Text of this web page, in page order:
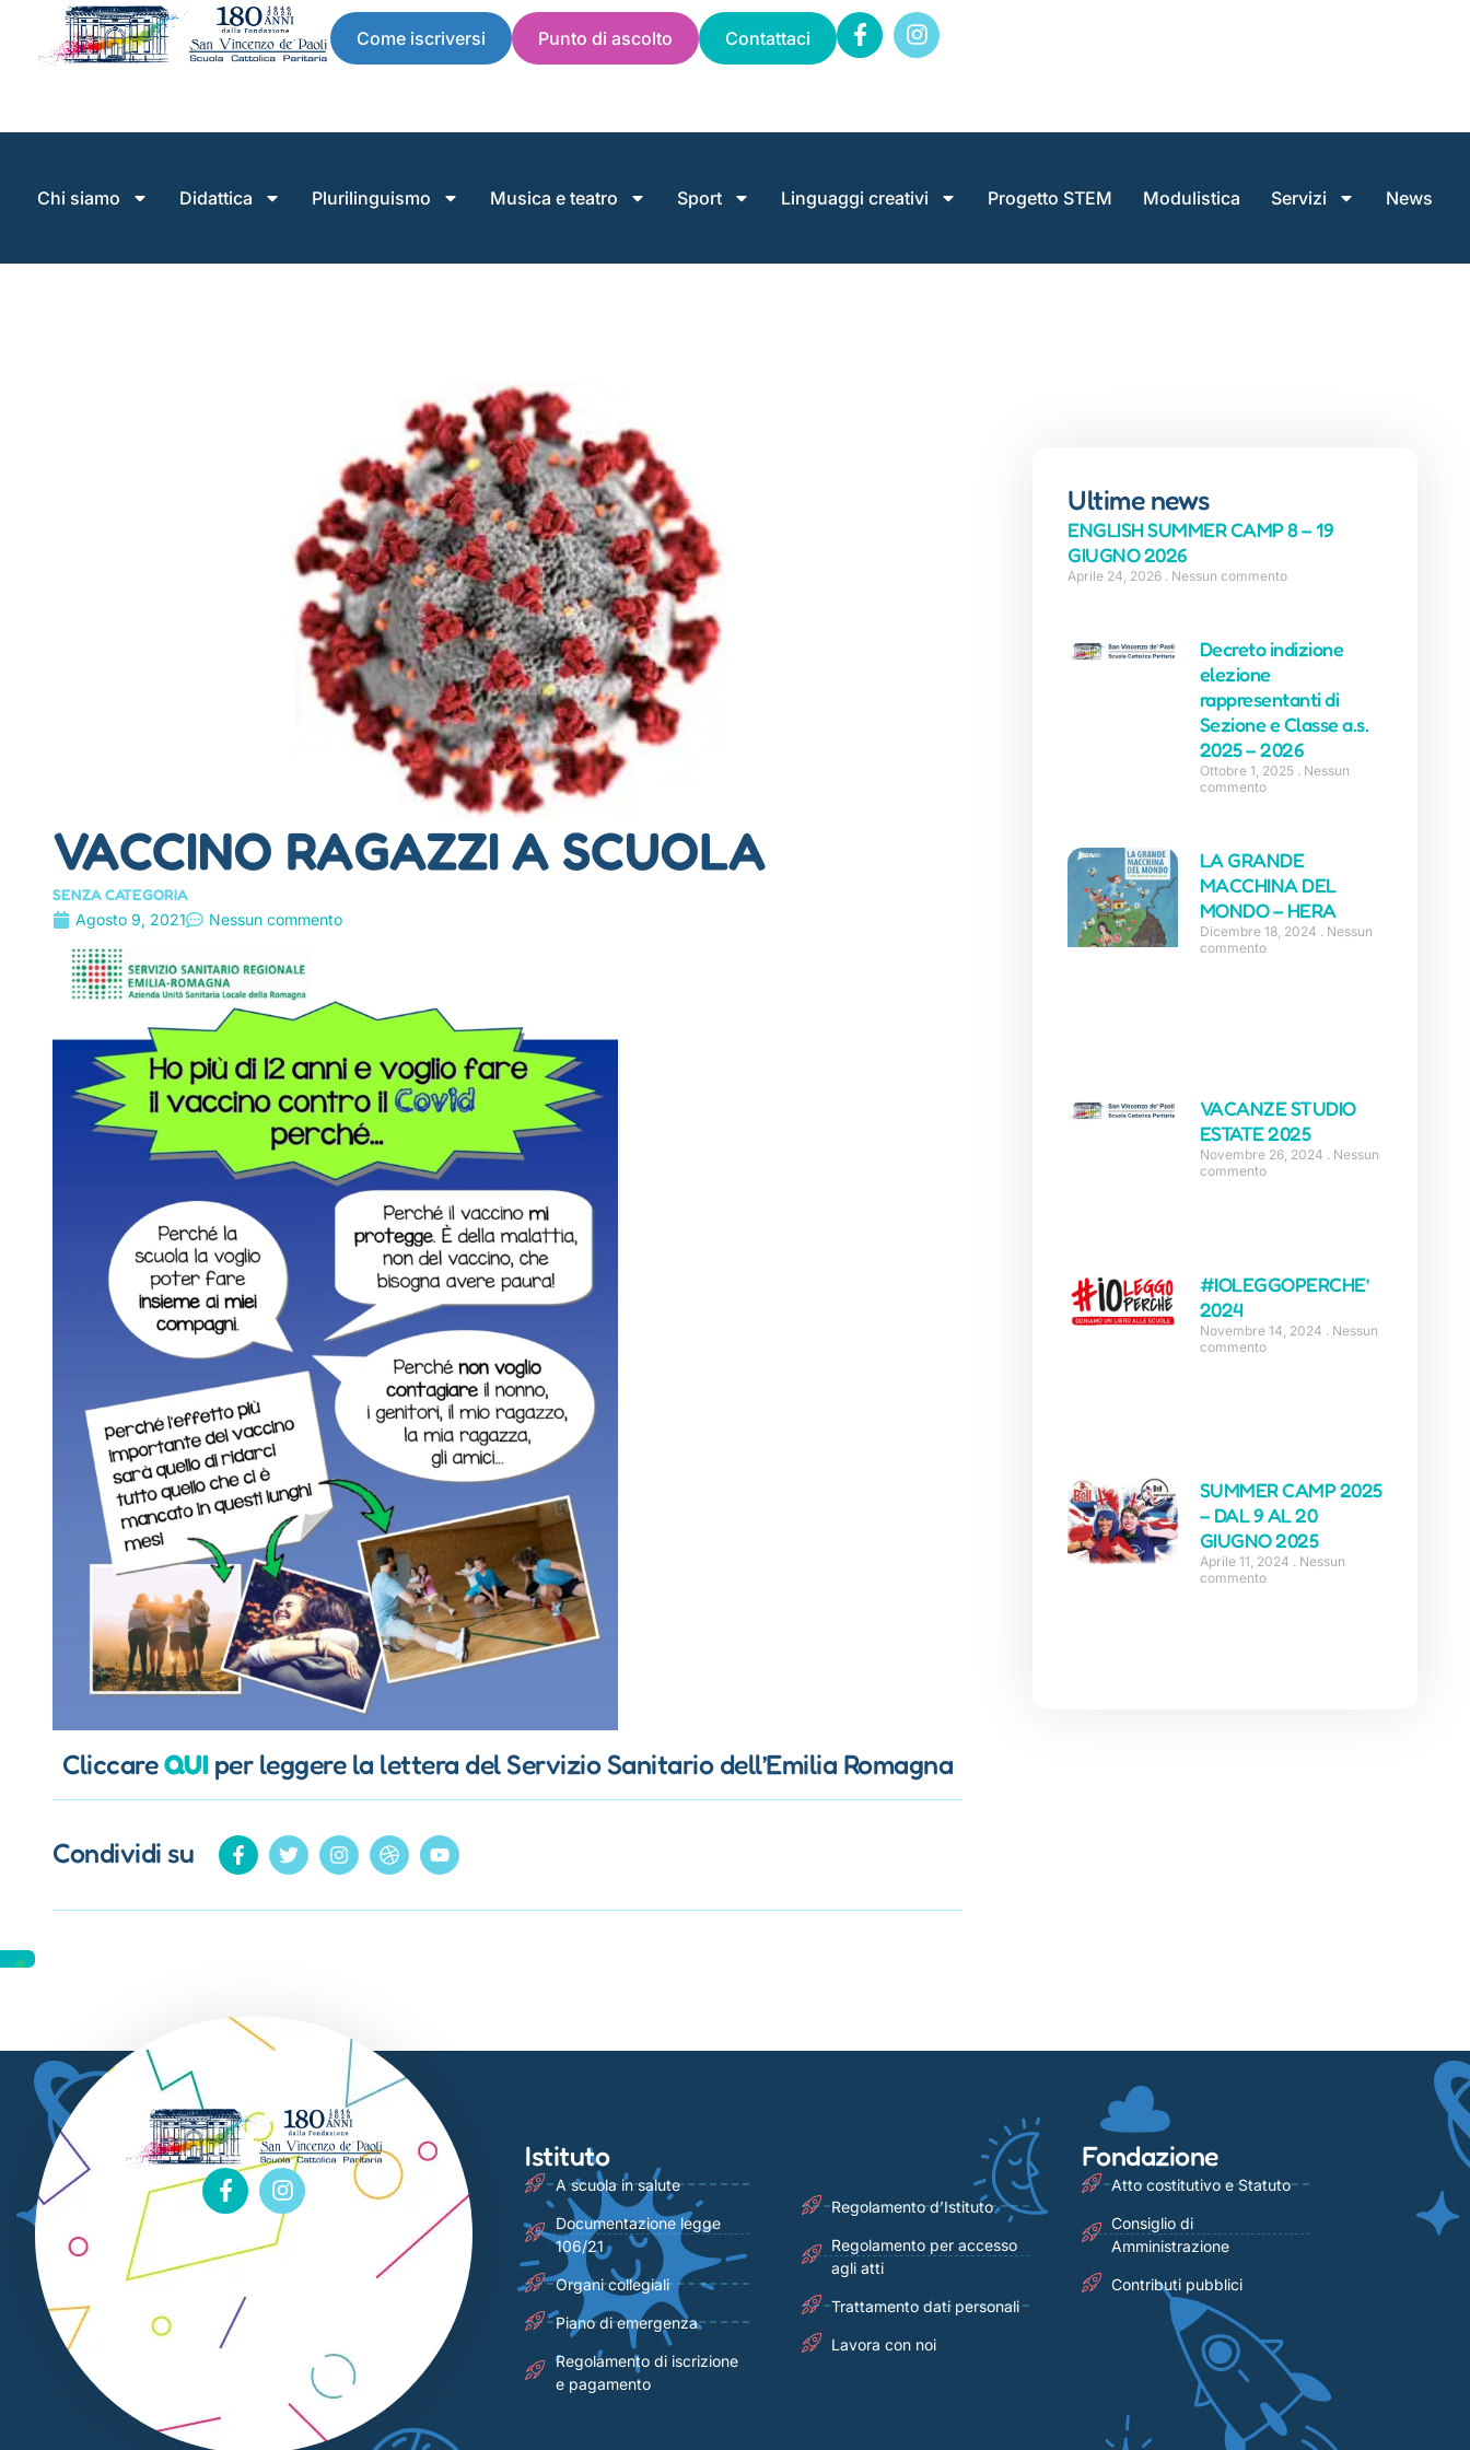
Come iscriversi Punto di ascolto Contattaci
Chi siamo Didattica Plurilinguismo Musica e teatro Sport Linguaggi creativi Progetto STEM Modulistica Servizi News
VACCINO RAGAZZI A SCUOLA
SENZA CATEGORIA
Agosto 9, 2021
Nessun commento
CliccareQUIper leggere la lettera del Servizio Sanitario dell’Emilia Romagna
Condividi su
Ultime news
ENGLISH SUMMER CAMP 8 – 19
GIUGNO 2026
Aprile 24, 2026 Nessun commento
Decreto indizione
elezione
rappresentanti di
Sezione e Classe a.s.
2025 – 2026
Ottobre 1, 2025 Nessun
commento
LA GRANDE
MACCHINA DEL
MONDO – HERA
Dicembre 18, 2024 Nessun
commento
VACANZE STUDIO
ESTATE 2025
Novembre 26, 2024 Nessun
commento
#IOLEGGOPERCHE’
2024
Novembre 14, 2024 Nessun
commento
SUMMER CAMP 2025
– DAL 9 AL 20
GIUGNO 2025
Aprile 11, 2024 Nessun
commento
Istituto
A scuola in salute
Documentazione legge
106/21
Organi collegiali
Piano di emergenza
Regolamento di iscrizione
e pagamento
Regolamento d’Istituto
Regolamento per accesso
agli atti
Trattamento dati personali
Lavora con noi
Fondazione
Atto costitutivo e Statuto
Consiglio di
Amministrazione
Contributi pubblici